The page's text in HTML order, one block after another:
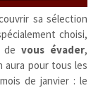
sa sélection
choisi,
vous évader,
aura pour tous les
de janvier : le